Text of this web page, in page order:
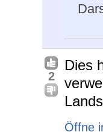
2
Dies
Öffne